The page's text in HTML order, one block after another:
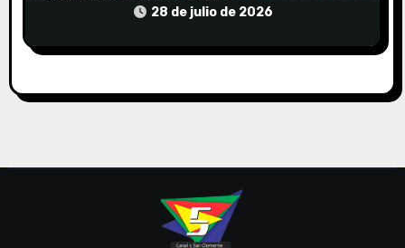
COMUNITARIO EL TALA
28 de julio de 2026